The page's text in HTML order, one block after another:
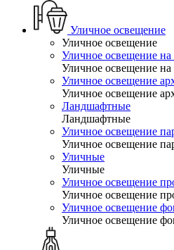
Уличное освещение
Уличное освещение
Уличное освещение на
Уличное освещение на
Уличное освещение
Уличное освещение
Ландшафтные
Ландшафтные
Уличное освещение
Уличное освещение
Уличные
Уличные
Уличное освещение
Уличное освещение
Уличное освещение
Уличное освещение